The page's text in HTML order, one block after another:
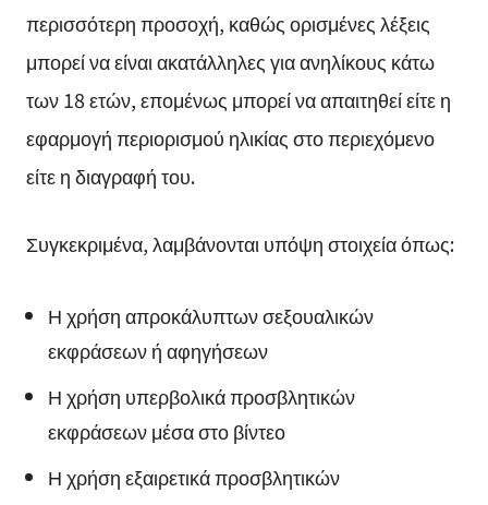
περισσότερη προσοχή, καθώς ορισμένες λέξεις
μπορεί να είναι ακατάλληλες για ανηλίκους κάτω
των 18 ετών, επομένως μπορεί να απαιτηθεί είτε η
εφαρμογή περιορισμού ηλικίας στο περιεχόμενο
είτε η διαγραφή του.
Συγκεκριμένα, λαμβάνονται υπόψη στοιχεία όπως:
Η χρήση απροκάλυπτων σεξουαλικών
εκφράσεων ή αφηγήσεων
Η χρήση υπερβολικά προσβλητικών
εκφράσεων μέσα στο βίντεο
Η χρήση εξαιρετικά προσβλητικών